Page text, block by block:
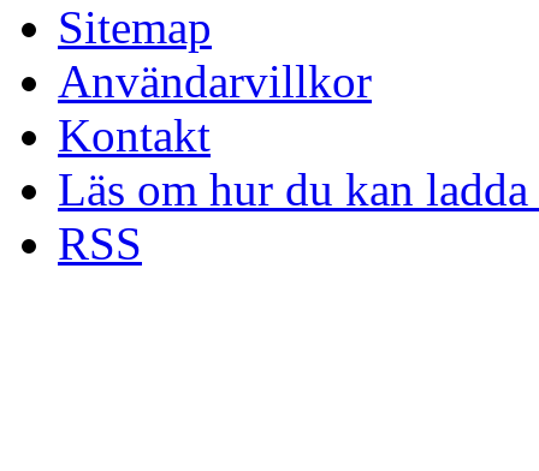
Sitemap
Användarvillkor
Kontakt
Läs om hur du kan
RSS